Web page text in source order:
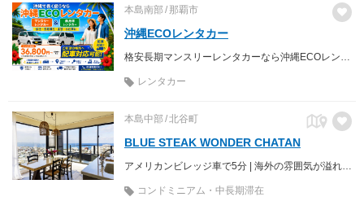
本島南部 那覇市
沖縄ECOレンタカー
レンタカー
本島中部 北谷町
BLUE STEAK WONDER CHATAN
アメリカンビレッジ車で5分 | 海外の雰囲気が溢れる北谷砂辺エリア 広さがあり快適・連泊でお得なスタイリッシュコンドミニアム
コンドミニアム・中長期滞在